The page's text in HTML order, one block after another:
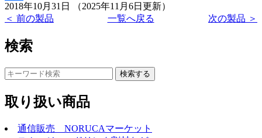
共
2018年10月31日
（2025年11月6日更新）
＜ 前の製品
一覧へ戻る 次の製品 ＞
検索
取り扱い商品
通信販売 NORUCAマーケット